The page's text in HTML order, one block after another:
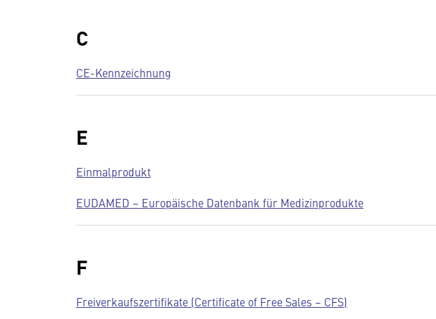
C
CE-Kennzeichnung
E
Einmalprodukt
EUDAMED – Europäische Datenbank für Medizinprodukte
F
Freiverkaufszertifikate (Certificate of Free Sales – CFS)